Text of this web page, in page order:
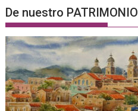
De nuestro PATRIMONIO